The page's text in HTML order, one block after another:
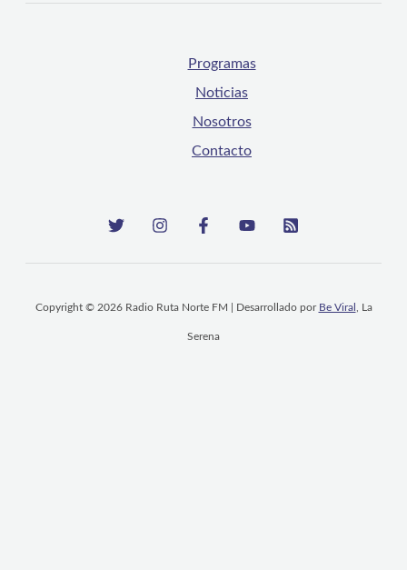
Programas
Noticias
Nosotros
Contacto
Copyright © 2026 Radio Ruta Norte FM | Desarrollado por Be Viral , La
Serena